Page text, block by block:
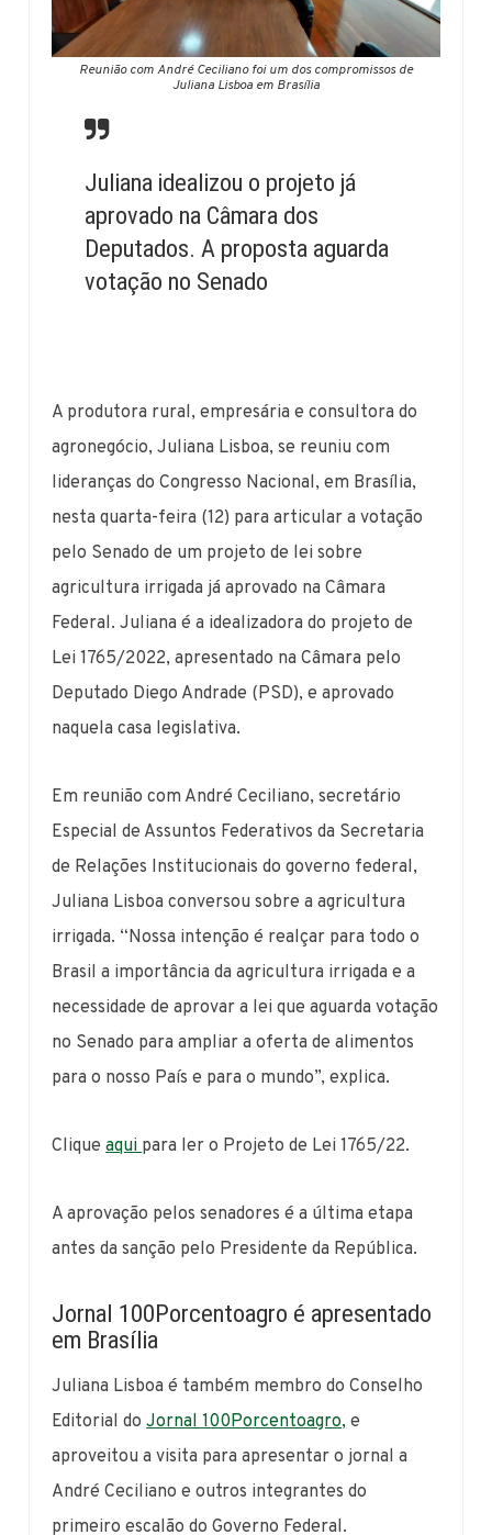
Reunião com André Ceciliano foi um dos compromissos de
Juliana Lisboa em Brasília
Juliana idealizou o projeto já
aprovado na Câmara dos
Deputados. A proposta aguarda
votação no Senado
A produtora rural, empresária e consultora do
agronegócio, Juliana Lisboa, se reuniu com
lideranças do Congresso Nacional, em Brasília,
nesta quarta-feira (12) para articular a votação
pelo Senado de um projeto de lei sobre
agricultura irrigada já aprovado na Câmara
Federal. Juliana é a idealizadora do projeto de
Lei 1765/2022, apresentado na Câmara pelo
Deputado Diego Andrade (PSD), e aprovado
naquela casa legislativa.
Em reunião com André Ceciliano,secretário
Especial de Assuntos Federativos da Secretaria
de Relações Institucionais do governo federal,
Juliana Lisboa conversou sobre a agricultura
irrigada. “Nossa intenção é realçar para todo o
Brasil a importância da agricultura irrigada e a
necessidade de aprovar a lei que aguarda votação
no Senado para ampliar a oferta de alimentos
para o nosso País e para o mundo”, explica.
Cliqueaqui para ler o Projeto de Lei 1765/22.
A aprovação pelos senadores é a última etapa
antes da sanção pelo Presidente da República.
Jornal 100Porcentoagro é apresentado
em Brasília
Juliana Lisboa é também membro do Conselho
Editorial doJornal 100Porcentoagro, e
aproveitou a visita para apresentar o jornal a
André Ceciliano e outros integrantes do
primeiro escalão do Governo Federal.